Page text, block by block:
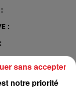
:
notre priorité
sans accepter